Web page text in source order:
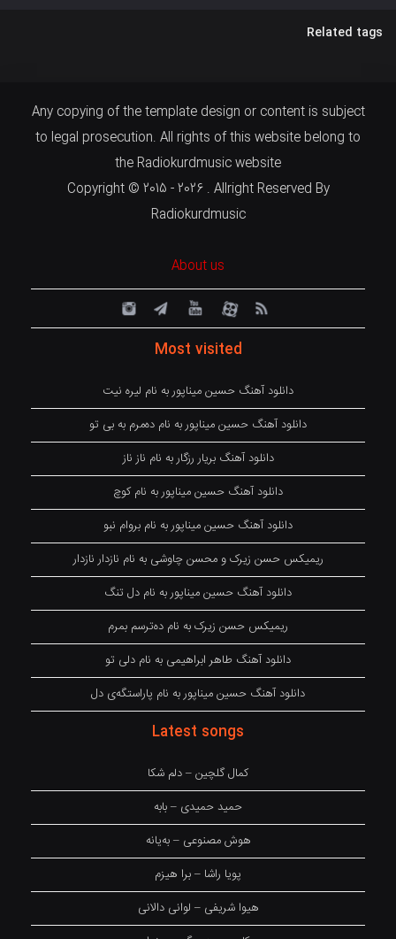
Related tags
Any copying of the template design or content is subject
to legal prosecution. All rights of this website belong to
the Radiokurdmusic website
Copyright © 2015 - 2026 . Allright Reserved By
Radiokurdmusic
About us
Most visited
دانلود آهنگ حسین میناپور به نام لیره نیت
دانلود آهنگ حسین میناپور به نام دەمرم بە بی تو
دانلود آهنگ بریار رزگار به نام ناز ناز
دانلود آهنگ حسین میناپور به نام کوچ
دانلود آهنگ حسین میناپور به نام بروام نبو
ریمیکس حسن زیرک و محسن چاوشی به نام نازدار نازدار
دانلود آهنگ حسین میناپور به نام دل تنگ
ریمیکس حسن زیرک به نام دەترسم بمرم
دانلود آهنگ طاهر ابراهیمی به نام دلی تو
دانلود آهنگ حسین میناپور به نام پاراستگەی دل
Latest songs
کمال گلچین – دلم شکا
حمید حمیدی – بابه
هوش مصنوعی – بەیانە
پویا راشا – برا هیزم
هیوا شریفی – لوانی دالانی